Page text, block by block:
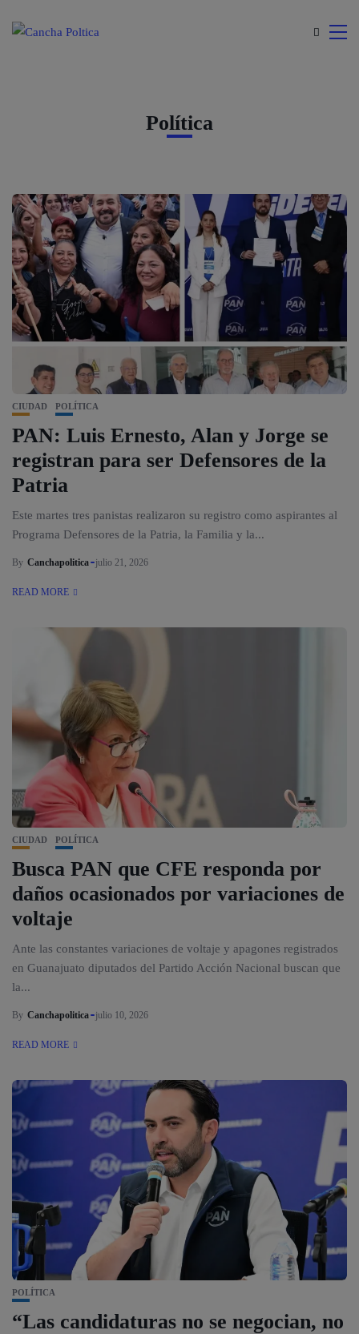
Política
CIUDAD POLÍTICA
PAN: Luis Ernesto, Alan y Jorge se
registran para ser Defensores de la
Patria
Este martes tres panistas realizaron su registro como aspirantes al
Programa Defensores de la Patria, la Familia y la...
By Canchapolitica julio 21, 2026
READ MORE
CIUDAD POLÍTICA
Busca PAN que CFE responda por
daños ocasionados por variaciones de
voltaje
Ante las constantes variaciones de voltaje y apagones registrados
en Guanajuato diputados del Partido Acción Nacional buscan que
la...
By Canchapolitica julio 10, 2026
READ MORE
POLÍTICA
“Las candidaturas no se negocian, no